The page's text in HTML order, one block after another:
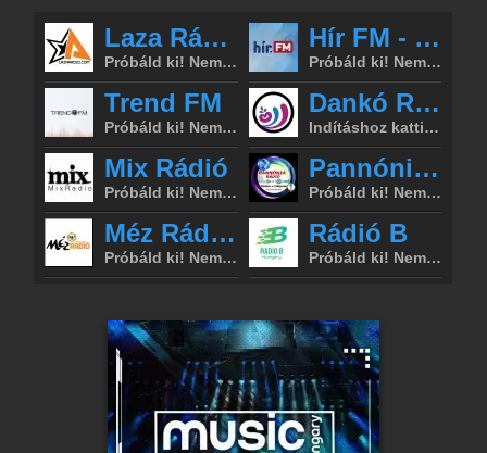
Partnerek
Rádiós partnerek
Rádió beágyazás
Ágyazd be weboldaladba
Online rádió készítés
Készítés lépésről lépésre